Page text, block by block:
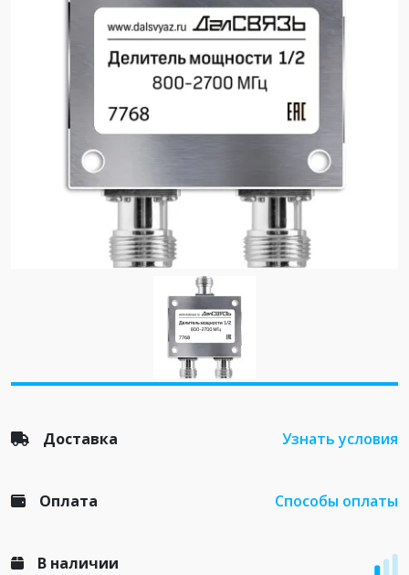
Доставка Узнать условия
Оплата Способы оплаты
В наличии